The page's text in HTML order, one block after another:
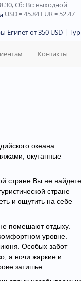
Сб: Вс: выходной
USD= 45.84EUR= 52.47
Египет от 350 USD |
Контакты
океана
окутанные
стране Вы не найдете
стране
и ощутить на себе
помешают отдыху.
уровне.
Особых забот
а ночи жаркие и
затишье.